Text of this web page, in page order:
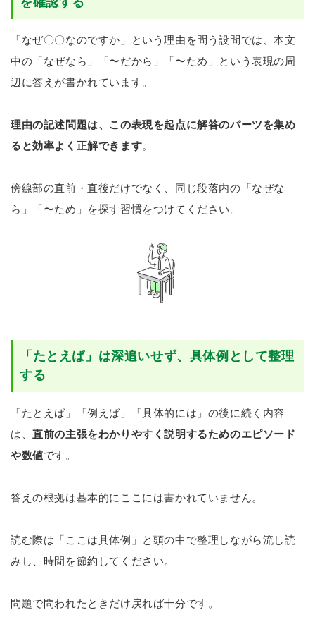
「なぜ〇〇なのですか」という理由を問う設問では、本文
中の「なぜなら」「〜だから」「〜ため」という表現の周
辺に答えが書かれています。
理由の記述問題は、この表現を起点に解答のパーツを集め
ると効率よく正解できます。
傍線部の直前・直後だけでなく、同じ段落内の「なぜな
ら」「〜ため」を探す習慣をつけてください。
「たとえば」は深追いせず、具体例として整理
する
「たとえば」「例えば」「具体的には」の後に続く内容
は、直前の主張をわかりやすく説明するためのエピソード
や数値です。
答えの根拠は基本的にここには書かれていません。
読む際は「ここは具体例」と頭の中で整理しながら流し読
みし、時間を節約してください。
問題で問われたときだけ戻れば十分です。